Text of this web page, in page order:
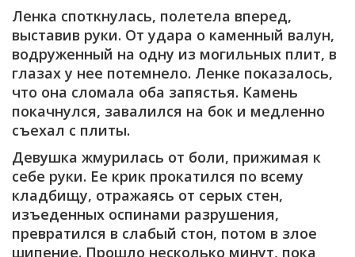
Ленка споткнулась, полетела вперед,
выставив руки. От удара о каменный валун,
водруженный на одну из могильных плит, в
глазах у нее потемнело. Ленке показалось,
что она сломала оба запястья. Камень
покачнулся, завалился на бок и медленно
съехал с плиты.
Девушка жмурилась от боли, прижимая к
себе руки. Ее крик прокатился по всему
кладбищу, отражаясь от серых стен,
изъеденных оспинами разрушения,
превратился в слабый стон, потом в злое
шипение. Прошло несколько минут, пока